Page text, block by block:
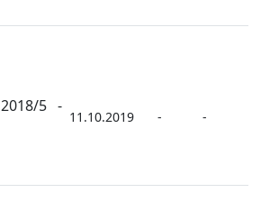
2018/5 -
11.10.2019 - -